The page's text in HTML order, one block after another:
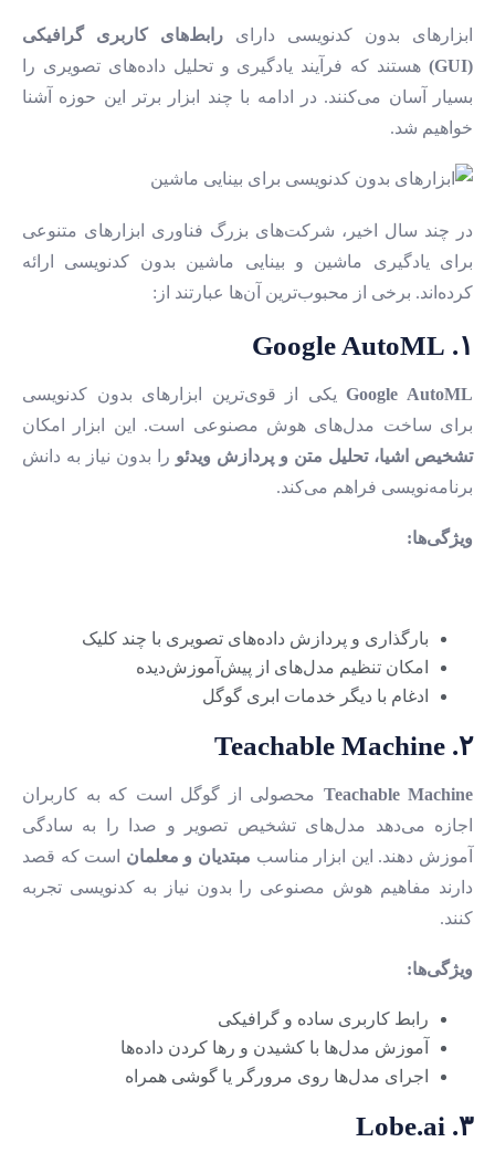
ابزارهای بدون کدنویسی دارای رابط‌های کاربری گرافیکی
(GUI)
هستند که فرآیند یادگیری و تحلیل داده‌های تصویری را
بسیار آسان می‌کنند. در ادامه با چند ابزار برتر این حوزه آشنا
خواهیم شد.
در چند سال اخیر، شرکت‌های بزرگ فناوری ابزارهای متنوعی
برای یادگیری ماشین و بینایی ماشین بدون کدنویسی ارائه
کرده‌اند. برخی از محبوب‌ترین آن‌ها عبارتند از:
۱. Google AutoML
Google AutoMLیکی از قوی‌ترین ابزارهای بدون کدنویسی
برای ساخت مدل‌های هوش مصنوعی است. این ابزار امکان
تشخیص اشیا، تحلیل متن و پردازش ویدئو را بدون نیاز به دانش
برنامه‌نویسی فراهم می‌کند.
ویژگی‌ها:
بارگذاری و پردازش داده‌های تصویری با چند کلیک
امکان تنظیم مدل‌های از پیش‌آموزش‌دیده
ادغام با دیگر خدمات ابری گوگل
۲. Teachable Machine
Teachable Machine محصولی از گوگل است که به کاربران
اجازه می‌دهد مدل‌های تشخیص تصویر و صدا را به سادگی
آموزش دهند. این ابزار مناسب مبتدیان و معلمان است که قصد
دارند مفاهیم هوش مصنوعی را بدون نیاز به کدنویسی تجربه
کنند.
ویژگی‌ها:
رابط کاربری ساده و گرافیکی
آموزش مدل‌ها با کشیدن و رها کردن داده‌ها
اجرای مدل‌ها روی مرورگر یا گوشی همراه
۳. Lobe.ai